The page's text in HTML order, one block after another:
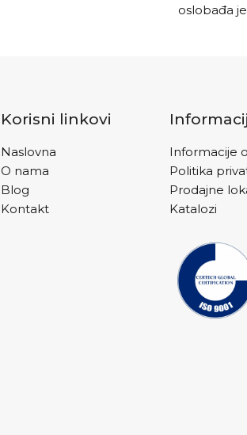
oslobađa
Korisni linkovi
Naslovna
O nama
Blog
Kontakt
Informacije
Politika
Prodajne
Katalozi